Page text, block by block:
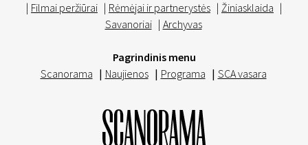
| Filmai peržiūrai | Rėmėjai ir partnerystės | Žiniasklaida |
Savanoriai | Archyvas
Pagrindinis menu
Scanorama | Naujienos | Programa | SCA vasara